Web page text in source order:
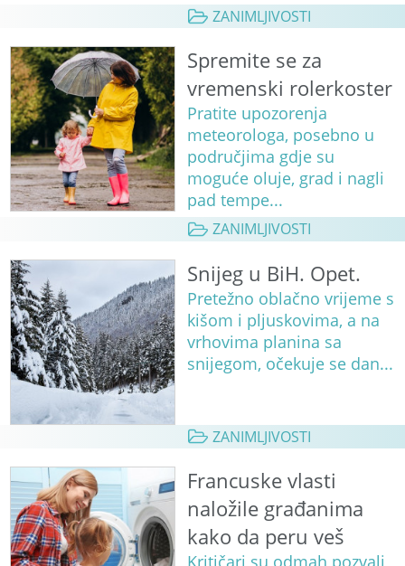
ZANIMLJIVOSTI
Spremite se za
vremenski rolerkoster
Pratite upozorenja
meteorologa, posebno u
područjima gdje su
moguće oluje, grad i nagli
pad tempe...
ZANIMLJIVOSTI
Snijeg u BiH. Opet.
Pretežno oblačno vrijeme s
kišom i pljuskovima, a na
vrhovima planina sa
snijegom, očekuje se dan...
ZANIMLJIVOSTI
Francuske vlasti
naložile građanima
kako da peru veš
Kritičari su odmah pozvali